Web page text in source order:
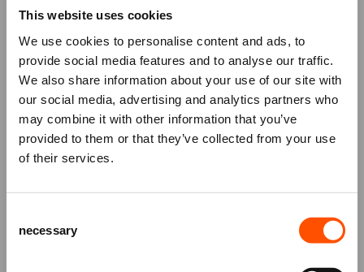
This website uses cookies
We use cookies to personalise content and ads, to
provide social media features and to analyse our traffic.
We also share information about your use of our site with
our social media, advertising and analytics partners who
may combine it with other information that you’ve
provided to them or that they’ve collected from your use
of their services.
Selection
necessary
Kak! Wat goor! Mol gaat op zoek naar de dader.
Deze voorstelling is om15.00 uur&16.15 uurte zien
in ATLAS!
Mis niks
en speciale aanbiedingen!